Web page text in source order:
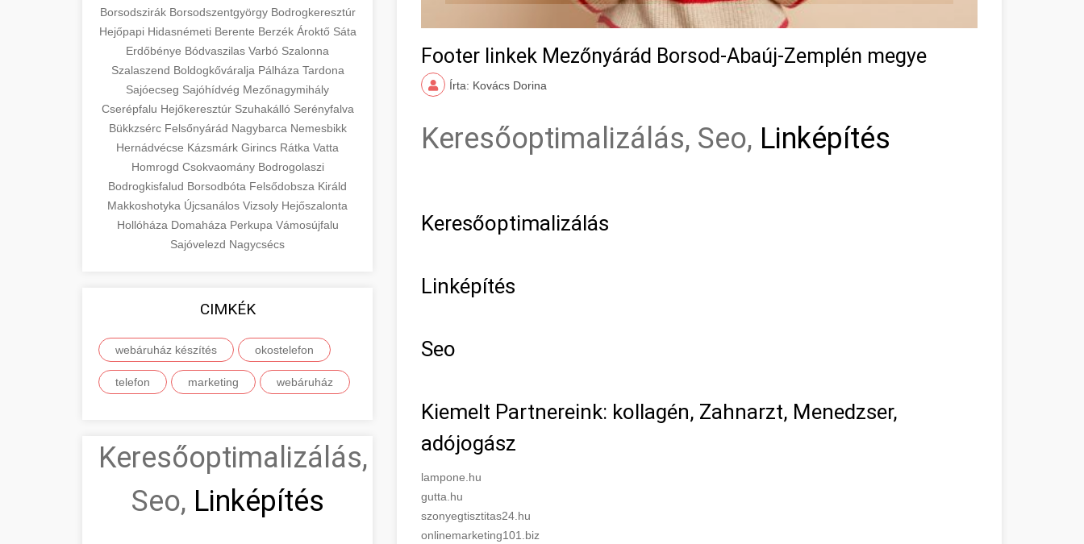
Borsodszirák Borsodszentgyörgy Bodrogkeresztúr
Hejőpapi Hidasnémeti Berente Berzék Ároktő Sáta
Erdőbénye Bódvaszilas Varbó Szalonna
Szalaszend Boldogkőváralja Pálháza Tardona
Sajóecseg Sajóhídvég Mezőnagymihály
Cserépfalu Hejőkeresztúr Szuhakálló Serényfalva
Bükkzsérc Felsőnyárád Nagybarca Nemesbikk
Hernádvécse Kázsmárk Girincs Rátka Vatta
Homrogd Csokvaomány Bodrogolaszi
Bodrogkisfalud Borsodbóta Felsődobsza Királd
Makkoshotyka Újcsanálos Vizsoly Hejőszalonta
Hollóháza Domaháza Perkupa Vámosújfalu
Sajóvelezd Nagycsécs
CIMKÉK
webáruház készítés okostelefon
telefon marketing webáruház
Keresőoptimalizálás,
Seo, Linképítés
Footer linkek Mezőnyárád Borsod-Abaúj-Zemplén megye
Írta: Kovács Dorina
Keresőoptimalizálás, Seo, Linképítés
Keresőoptimalizálás
Linképítés
Seo
Kiemelt Partnereink: kollagén, Zahnarzt, Menedzser,
adójogász
lampone.hu
gutta.hu
szonyegtisztitas24.hu
onlinemarketing101.biz